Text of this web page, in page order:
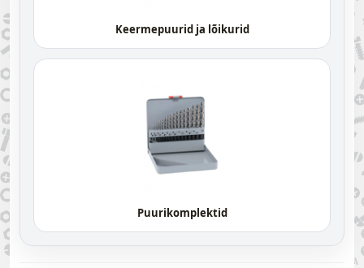
Keermepuurid ja lõikurid
Puurikomplektid